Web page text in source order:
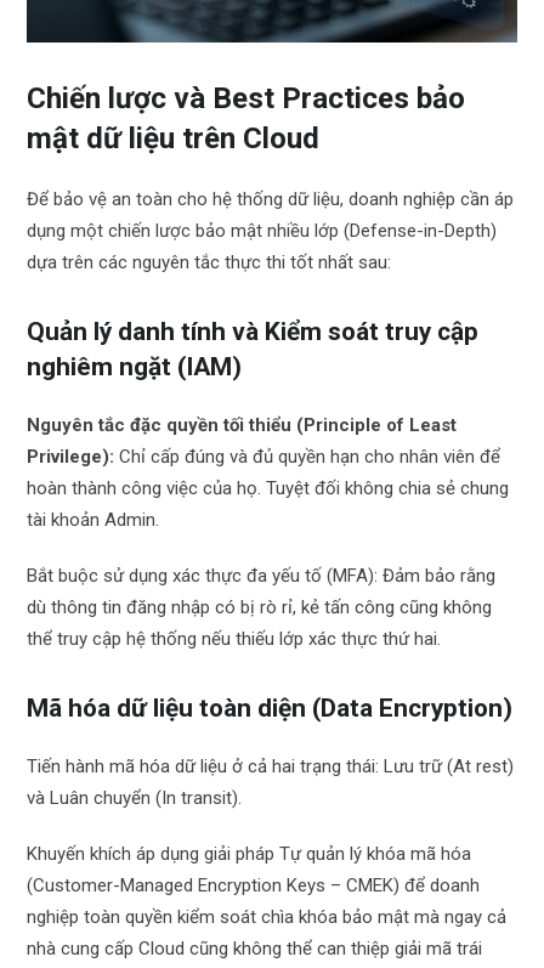
Chiến lược và Best Practices bảo
mật dữ liệu trên Cloud
Để bảo vệ an toàn cho hệ thống dữ liệu, doanh nghiệp cần áp
dụng một chiến lược bảo mật nhiều lớp (Defense-in-Depth)
dựa trên các nguyên tắc thực thi tốt nhất sau:
Quản lý danh tính và Kiểm soát truy cập
nghiêm ngặt (IAM)
Nguyên tắc đặc quyền tối thiểu (Principle of Least
Privilege): Chỉ cấp đúng và đủ quyền hạn cho nhân viên để
hoàn thành công việc của họ. Tuyệt đối không chia sẻ chung
tài khoản Admin.
Bắt buộc sử dụng xác thực đa yếu tố (MFA): Đảm bảo rằng
dù thông tin đăng nhập có bị rò rỉ, kẻ tấn công cũng không
thể truy cập hệ thống nếu thiếu lớp xác thực thứ hai.
Mã hóa dữ liệu toàn diện (Data Encryption)
Tiến hành mã hóa dữ liệu ở cả hai trạng thái: Lưu trữ (At rest)
và Luân chuyển (In transit).
Khuyến khích áp dụng giải pháp Tự quản lý khóa mã hóa
(Customer-Managed Encryption Keys – CMEK) để doanh
nghiệp toàn quyền kiểm soát chìa khóa bảo mật mà ngay cả
nhà cung cấp Cloud cũng không thể can thiệp giải mã trái